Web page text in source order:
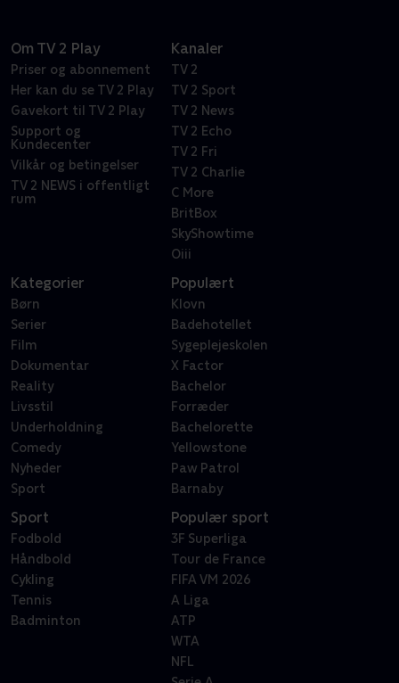
Om TV 2 Play
Priser og abonnement
Her kan du se TV 2 Play
Gavekort til TV 2 Play
Support og
Kundecenter
Vilkår og betingelser
TV 2 NEWS i offentligt
rum
Kanaler
TV 2
TV 2 Sport
TV 2 News
TV 2 Echo
TV 2 Fri
TV 2 Charlie
C More
BritBox
SkyShowtime
Oiii
Kategorier
Børn
Serier
Film
Dokumentar
Reality
Livsstil
Underholdning
Comedy
Nyheder
Sport
Populært
Klovn
Badehotellet
Sygeplejeskolen
X Factor
Bachelor
Forræder
Bachelorette
Yellowstone
Paw Patrol
Barnaby
Sport
Fodbold
Håndbold
Cykling
Tennis
Badminton
Populær sport
3F Superliga
Tour de France
FIFA VM 2026
A Liga
ATP
WTA
NFL